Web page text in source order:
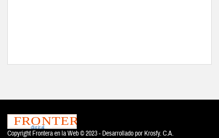
Copyright Frontera en la Web © 2023 - Desarrollado por Krosfy. C.A.